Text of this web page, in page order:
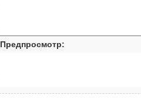
Предпросмотр: